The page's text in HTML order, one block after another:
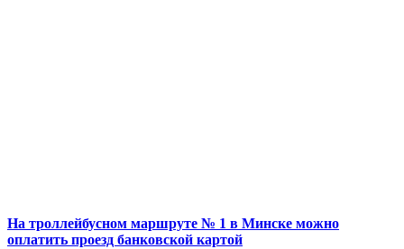
На троллейбусном маршруте № 1 в Минске можно
оплатить проезд банковской картой